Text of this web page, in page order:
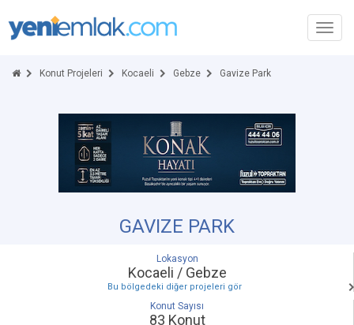
Konut Projeleri Kocaeli Gebze Gavize Park
GAVIZE PARK
Lokasyon
Kocaeli / Gebze
Bu bölgedeki diğer projeleri gör
Konut Sayısı
83 Konut